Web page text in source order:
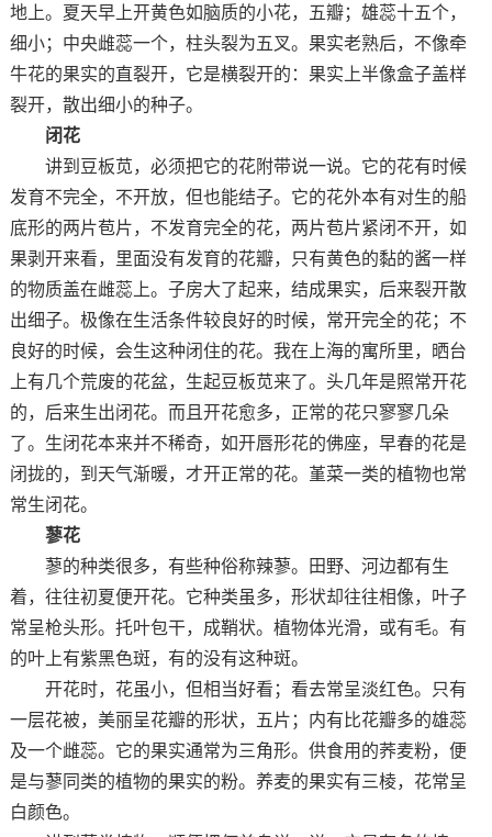
地上。夏天早上开黄色如脑质的小花，五瓣；雄蕊十五个，
细小；中央雌蕊一个，柱头裂为五叉。果实老熟后，不像牵
牛花的果实的直裂开，它是横裂开的：果实上半像盒子盖样
裂开，散出细小的种子。
闭花
讲到豆板苋，必须把它的花附带说一说。它的花有时候
发育不完全，不开放，但也能结子。它的花外本有对生的船
底形的两片苞片，不发育完全的花，两片苞片紧闭不开，如
果剥开来看，里面没有发育的花瓣，只有黄色的黏的酱一样
的物质盖在雌蕊上。子房大了起来，结成果实，后来裂开散
出细子。极像在生活条件较良好的时候，常开完全的花；不
良好的时候，会生这种闭住的花。我在上海的寓所里，晒台
上有几个荒废的花盆，生起豆板苋来了。头几年是照常开花
的，后来生出闭花。而且开花愈多，正常的花只寥寥几朵
了。生闭花本来并不稀奇，如开唇形花的佛座，早春的花是
闭拢的，到天气渐暖，才开正常的花。堇菜一类的植物也常
常生闭花。
蓼花
蓼的种类很多，有些种俗称辣蓼。田野、河边都有生
着，往往初夏便开花。它种类虽多，形状却往往相像，叶子
常呈枪头形。托叶包干，成鞘状。植物体光滑，或有毛。有
的叶上有紫黑色斑，有的没有这种斑。
开花时，花虽小，但相当好看；看去常呈淡红色。只有
一层花被，美丽呈花瓣的形状，五片；内有比花瓣多的雄蕊
及一个雌蕊。它的果实通常为三角形。供食用的荞麦粉，便
是与蓼同类的植物的果实的粉。养麦的果实有三棱，花常呈
白颜色。